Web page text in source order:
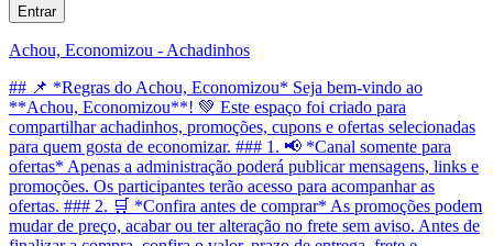
Entrar
Achou, Economizou - Achadinhos
## 📌 *Regras do Achou, Economizou* Seja bem-vindo ao
**Achou, Economizou**! 💚 Este espaço foi criado para
compartilhar achadinhos, promoções, cupons e ofertas selecionadas
para quem gosta de economizar. ### 1. 📢 *Canal somente para
ofertas* Apenas a administração poderá publicar mensagens, links e
promoções. Os participantes terão acesso para acompanhar as
ofertas. ### 2. 🛒 *Confira antes de comprar* As promoções podem
mudar de preço, acabar ou ter alteração no frete sem aviso. Antes de